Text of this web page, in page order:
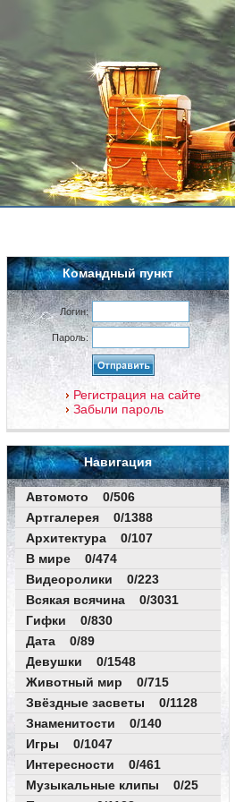
Командный пункт
Логин:
Пароль:
Регистрация на сайте
Забыли пароль
Навигация
Автомото 0/506
Артгалерея 0/1388
Архитектура 0/107
В мире 0/474
Видеоролики 0/223
Всякая всячина 0/3031
Гифки 0/830
Дата 0/89
Девушки 0/1548
Животный мир 0/715
Звёздные засветы 0/1128
Знаменитости 0/140
Игры 0/1047
Интересности 0/461
Музыкальные клипы 0/25